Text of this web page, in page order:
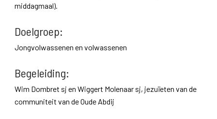
middagmaal).
Doelgroep:
Jongvolwassenen en volwassenen
Begeleiding:
Wim Dombret sj en Wiggert Molenaar sj, jezuïeten van de
communiteit van de Oude Abdij